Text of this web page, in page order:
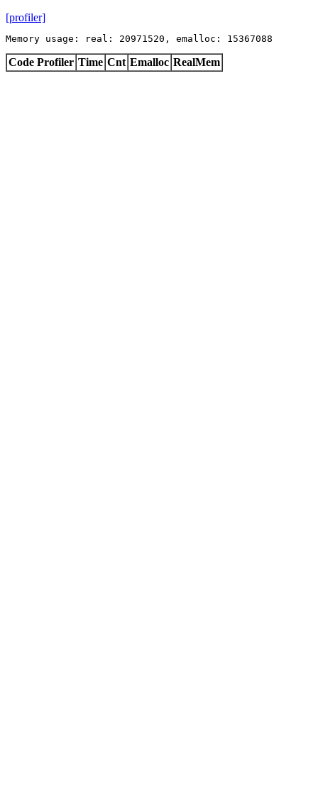
[profiler]
Memory usage: real: 20971520, emalloc: 15367088
Code Profiler Time Cnt Emalloc RealMem